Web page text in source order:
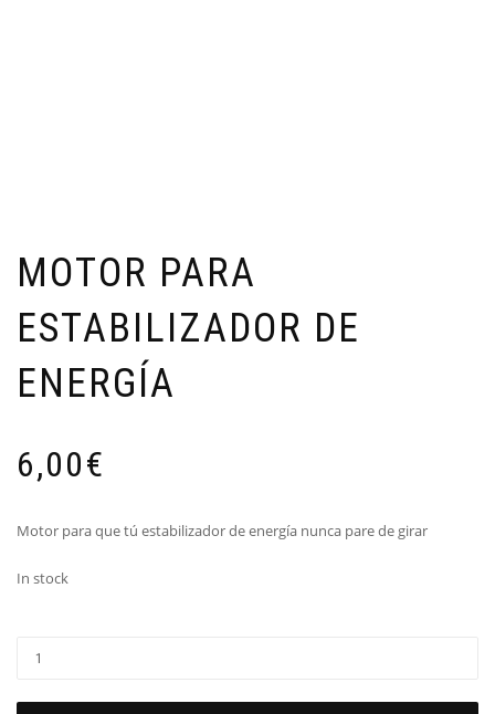
MOTOR PARA
ESTABILIZADOR DE
ENERGÍA
6,00€
Motor para que tú estabilizador de energía nunca pare de girar
In stock